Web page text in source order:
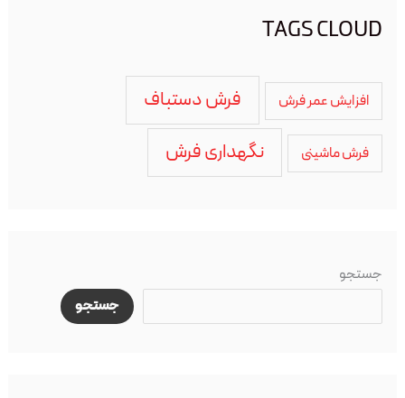
TAGS CLOUD
افزایش عمر فرش فرش دستباف
فرش ماشینی نگهداری فرش
جستجو
جستجو